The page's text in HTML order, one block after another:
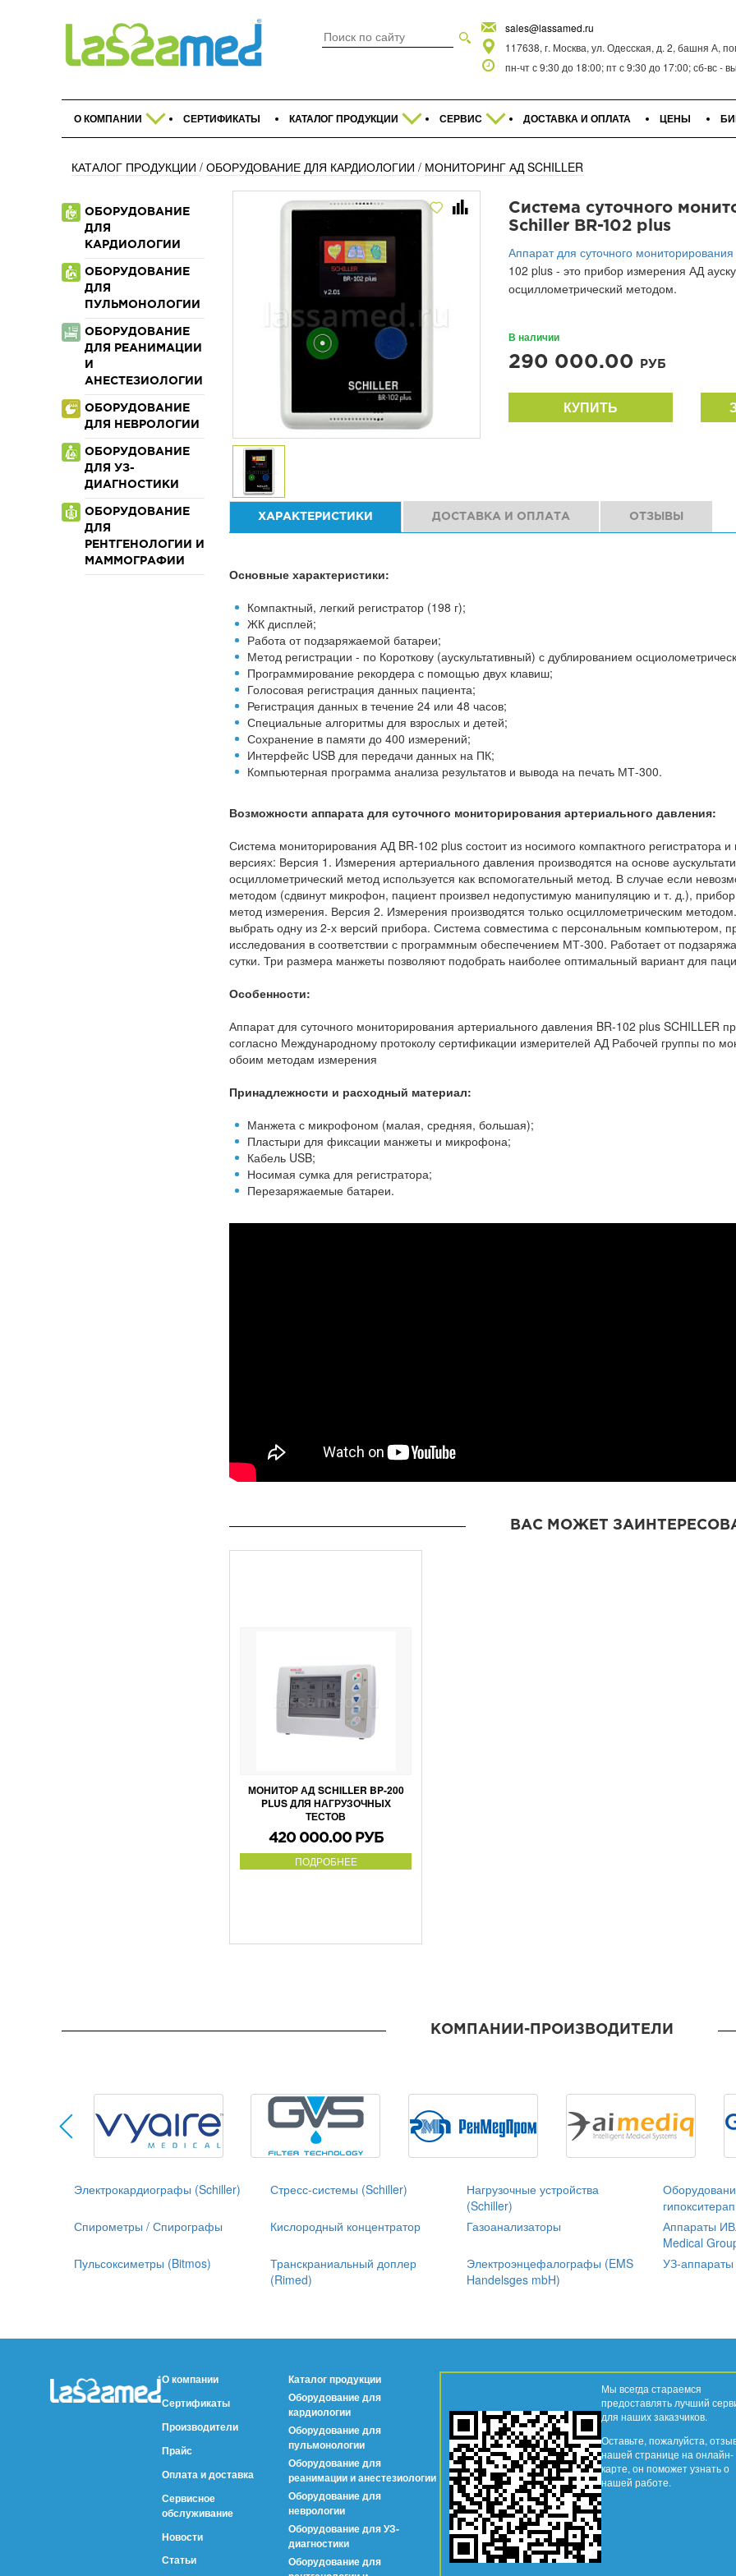
sales@lassamed.ru
117638, г. Москва, ул. Одесская, д. 2, башня А,
пн-чт с 9:30 до 18:00; пт с 9:30 до 17:00; сб-вс -
О КОМПАНИИ СЕРТИФИКАТЫ КАТАЛОГ ПРОДУКЦИИ СЕРВИС ДОСТАВКА И ОПЛАТА ЦЕНЫ
КАТАЛОГ ПРОДУКЦИИ / ОБОРУДОВАНИЕ ДЛЯ КАРДИОЛОГИИ / МОНИТОРИНГ АД SCHILLER
ОБОРУДОВАНИЕ
ДЛЯ
КАРДИОЛОГИИ
ОБОРУДОВАНИЕ
ДЛЯ
ПУЛЬМОНОЛОГИИ
ОБОРУДОВАНИЕ
ДЛЯ РЕАНИМАЦИИ
И
АНЕСТЕЗИОЛОГИИ
ОБОРУДОВАНИЕ
ДЛЯ НЕВРОЛОГИИ
ОБОРУДОВАНИЕ
ДЛЯ УЗ-
ДИАГНОСТИКИ
ОБОРУДОВАНИЕ
ДЛЯ
РЕНТГЕНОЛОГИИ И
МАММОГРАФИИ
Система суточного
Schiller BR-102 plus
Аппарат для суточного
102 plus - это прибор измерения АД
осциллометрический методом.
В наличии
290 000.00 РУБ
КУПИТЬ
ХАРАКТЕРИСТИКИ ДОСТАВКА И ОПЛАТА ОТЗЫВЫ
Основные характеристики:
Компактный, легкий регистратор (198 г);
ЖК дисплей;
Работа от подзаряжаемой батареи;
Метод регистрации - по Короткову (аускультативный) с дублированием
Программирование рекордера с помощью двух клавиш;
Голосовая регистрация данных пациента;
Регистрация данных в течение 24 или 48 часов;
Специальные алгоритмы для взрослых и детей;
Сохранение в памяти до 400 измерений;
Интерфейс USB для передачи данных на ПК;
Компьютерная программа анализа результатов и вывода на печать МТ-300.
Возможности аппарата для суточного мониторирования артериального давления:
Система мониторирования АД BR-102 plus состоит из носимого компактного
версиях: Версия 1. Измерения артериального давления производятся на основе
осциллометрический метод используется как вспомогательный метод. В случае если
методом (сдвинут микрофон, пациент произвел недопустимую манипуляцию и т. д.),
метод измерения. Версия 2. Измерения производятся только осциллометрическим
выбрать одну из 2-х версий прибора. Система совместима с персональным компьютером,
исследования в соответствии с программным обеспечением МТ-300. Работает от
сутки. Три размера манжеты позволяют подобрать наиболее оптимальный вариант для
Особенности:
Аппарат для суточного мониторирования артериального давления BR-102 plus
согласно Международному протоколу сертификации измерителей АД Рабочей группы по
обоим методам измерения
Принадлежности и расходный материал:
Манжета с микрофоном (малая, средняя, большая);
Пластыри для фиксации манжеты и микрофона;
Кабель USB;
Носимая сумка для регистратора;
Перезаряжаемые батареи.
ВАС МОЖЕТ
МОНИТОР АД SCHILLER BP-200
PLUS ДЛЯ НАГРУЗОЧНЫХ
ТЕСТОВ
420 000.00 РУБ
ПОДРОБНЕЕ
КОМПАНИИ-ПРОИЗВОДИТЕЛИ
Электрокардиографы (Schiller) Стресс-системы (Schiller)
Нагрузочные устройства
(Schiller)
Спирометры / Спирографы
Кислородный концентратор Газоанализаторы
Аппараты
Medical
Пульсоксиметры (Bitmos)
Транскраниальный доплер
(Rimed)
Электроэнцефалографы (EMS
Handelsges mbH)
УЗ-аппараты
О компании
Сертификаты
Производители
Прайс
Оплата и доставка
Сервисное
обслуживание
Новости
Статьи
Каталог продукции
Оборудование для
кардиологии
Оборудование для
пульмонологии
Оборудование для
реанимации и анестезиологии
Оборудование для
неврологии
Оборудование для УЗ-
диагностики
Оборудование для
Мы всегда стараемся
предоставлять лучший
для наших заказчиков.
Оставьте, пожалуйста,
нашей странице на онлайн-
карте, он поможет узнать о
нашей работе.